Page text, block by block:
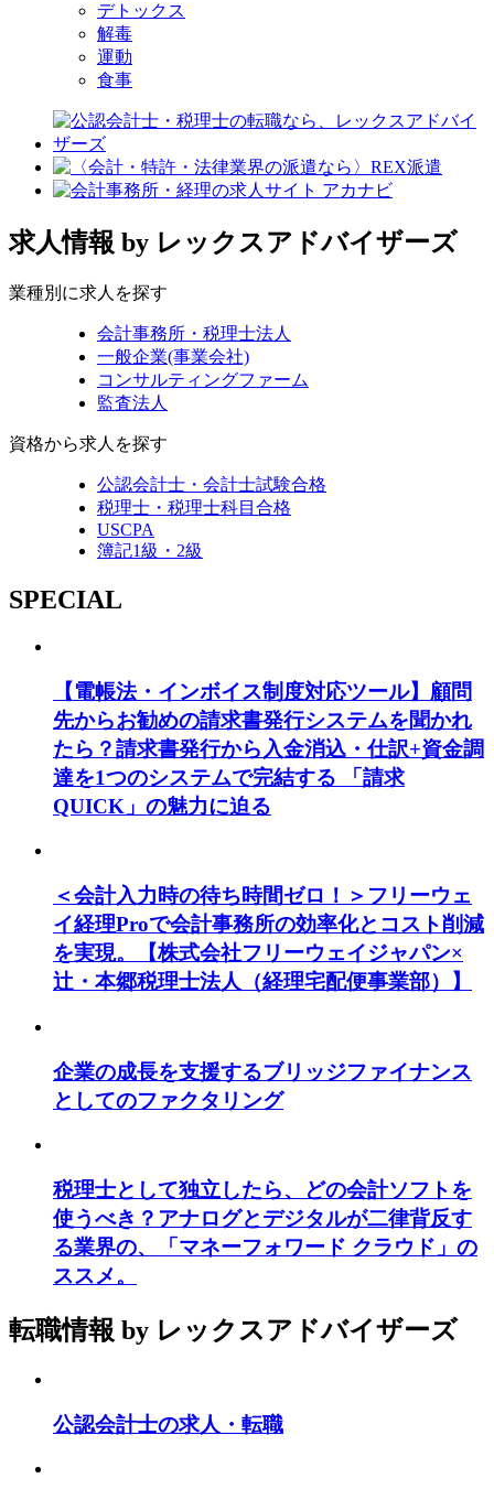
デトックス
解毒
運動
食事
求人情報 by レックスアドバイザーズ
業種別に求人を探す
会計事務所・税理士法人
一般企業(事業会社)
コンサルティングファーム
監査法人
資格から求人を探す
公認会計士・会計士試験合格
税理士・税理士科目合格
USCPA
簿記1級・2級
SPECIAL
【電帳法・インボイス制度対応ツール】顧問
先からお勧めの請求書発行システムを聞かれ
たら？請求書発行から入金消込・仕訳+資金調
達を1つのシステムで完結する 「請求
QUICK」の魅力に迫る
＜会計入力時の待ち時間ゼロ！＞フリーウェ
イ経理Proで会計事務所の効率化とコスト削減
を実現。【株式会社フリーウェイジャパン×
辻・本郷税理士法人（経理宅配便事業部）】
企業の成長を支援するブリッジファイナンス
としてのファクタリング
税理士として独立したら、どの会計ソフトを
使うべき？アナログとデジタルが二律背反す
る業界の、「マネーフォワード クラウド」の
ススメ。
転職情報 by レックスアドバイザーズ
公認会計士の求人・転職